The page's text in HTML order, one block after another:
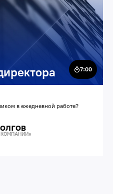
7:00
в ежедневной работе?
КОМПАНИИ»